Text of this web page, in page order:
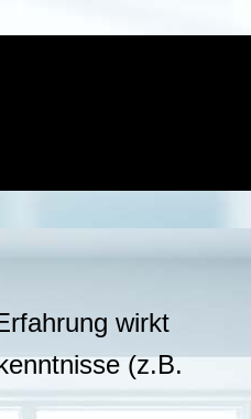
wirkt
(z.B.